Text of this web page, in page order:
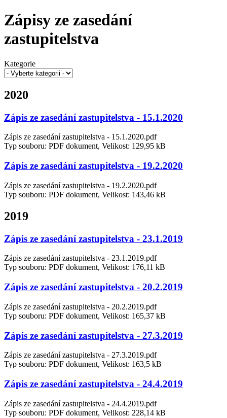
Zápisy ze zasedání
zastupitelstva
Kategorie
2020
Zápis ze zasedání zastupitelstva - 15.1.2020
Zápis ze zasedání zastupitelstva - 15.1.2020.pdf
Typ souboru: PDF dokument, Velikost: 129,95 kB
Zápis ze zasedání zastupitelstva - 19.2.2020
Zápis ze zasedání zastupitelstva - 19.2.2020.pdf
Typ souboru: PDF dokument, Velikost: 143,46 kB
2019
Zápis ze zasedání zastupitelstva - 23.1.2019
Zápis ze zasedání zastupitelstva - 23.1.2019.pdf
Typ souboru: PDF dokument, Velikost: 176,11 kB
Zápis ze zasedání zastupitelstva - 20.2.2019
Zápis ze zasedání zastupitelstva - 20.2.2019.pdf
Typ souboru: PDF dokument, Velikost: 165,37 kB
Zápis ze zasedání zastupitelstva - 27.3.2019
Zápis ze zasedání zastupitelstva - 27.3.2019.pdf
Typ souboru: PDF dokument, Velikost: 163,5 kB
Zápis ze zasedání zastupitelstva - 24.4.2019
Zápis ze zasedání zastupitelstva - 24.4.2019.pdf
Typ souboru: PDF dokument, Velikost: 228,14 kB